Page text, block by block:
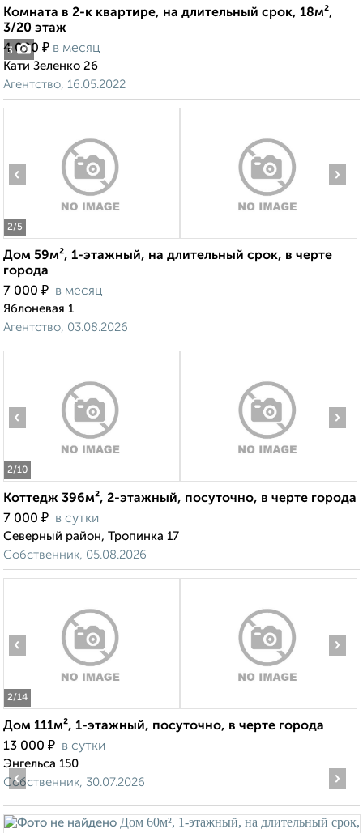
3
Комната в 2-к квартире, на длительный срок, 18м²,
3/20 этаж
4 000 ₽ в месяц
Кати Зеленко 26
Агентство, 16.05.2022
2/5
‹ ›
Дом 59м², 1-этажный, на длительный срок, в черте
города
7 000 ₽ в месяц
Яблоневая 1
Агентство, 03.08.2026
2/10
‹ ›
Коттедж 396м², 2-этажный, посуточно, в черте города
7 000 ₽ в сутки
Северный район, Тропинка 17
Собственник, 05.08.2026
2/14
‹ ›
Дом 111м², 1-этажный, посуточно, в черте города
13 000 ₽ в сутки
Энгельса 150
Собственник, 30.07.2026
‹ ›